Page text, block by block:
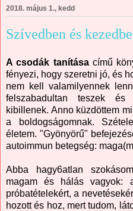
2018. május 1., kedd
Szívedben és
A csodák tanítása című
fényezi, hogy szeretni jó, és
nem kell valamilyennek
felszabadultan teszek
kibillenek. Anno küzdöttem
a boldogságomnak.
életem. "Gyönyörű"
autoimmun betegség:
Abba hagy6atlan
magam és hálás vagyok:
próbatételekért, a
hozott és hoz, mert tudom,